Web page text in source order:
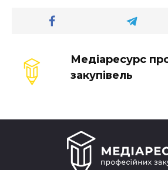
Медіаресурс
закупівель